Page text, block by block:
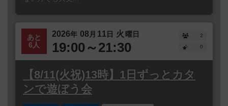
あと
6人
2026年 08 月 11日 火 曜日
19:00～21:30
2
0
【8/11(火祝)13時】1日ずっとカタ
ンで遊ぼう会